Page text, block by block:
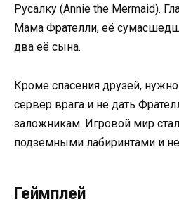
Русалку (Annie the Mermaid).
Мама Фрателли, её
два её сына.
Кроме спасения друзей,
сервер врага и не дать
заложникам. Игровой мир
подземными лабиринтами и
Геймплей